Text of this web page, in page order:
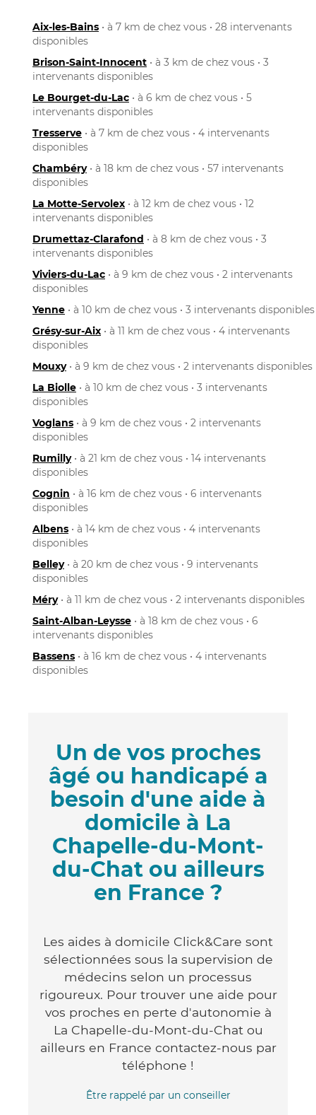
Aix-les-Bains • à 7 km de chez vous • 28 intervenants
disponibles
Brison-Saint-Innocent • à 3 km de chez vous • 3
intervenants disponibles
Le Bourget-du-Lac • à 6 km de chez vous • 5
intervenants disponibles
Tresserve • à 7 km de chez vous • 4 intervenants
disponibles
Chambéry• à 18 km de chez vous • 57 intervenants
disponibles
La Motte-Servolex • à 12 km de chez vous • 12
intervenants disponibles
Drumettaz-Clarafond • à 8 km de chez vous • 3
intervenants disponibles
Viviers-du-Lac • à 9 km de chez vous • 2 intervenants
disponibles
Yenne • à 10 km de chez vous • 3 intervenants disponibles
Grésy-sur-Aix • à 11 km de chez vous • 4 intervenants
disponibles
Mouxy• à 9 km de chez vous • 2 intervenants disponibles
La Biolle • à 10 km de chez vous • 3 intervenants
disponibles
Voglans • à 9 km de chez vous • 2 intervenants
disponibles
Rumilly• à 21 km de chez vous • 14 intervenants
disponibles
Cognin • à 16 km de chez vous • 6 intervenants
disponibles
Albens • à 14 km de chez vous • 4 intervenants
disponibles
Belley• à 20 km de chez vous • 9 intervenants
disponibles
Méry• à 11 km de chez vous • 2 intervenants disponibles
Saint-Alban-Leysse • à 18 km de chez vous • 6
intervenants disponibles
Bassens • à 16 km de chez vous • 4 intervenants
disponibles
Un de vos proches
âgé ou handicapé a
besoin d'une aide à
domicile à La
Chapelle-du-Mont-
du-Chat ou ailleurs
en France ?
Les aides à domicile Click&Care sont
sélectionnées sous la supervision de
médecins selon un processus
rigoureux. Pour trouver une aide pour
vos proches en perte d'autonomie à
La Chapelle-du-Mont-du-Chat ou
ailleurs en France contactez-nous par
téléphone !
Être rappelé par un conseiller